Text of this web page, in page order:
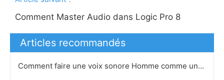
Comment Master Audio dans Logic Pro 8
Articles recommandés
Comment faire une voix sonore Homme comme une voix féminine sur GarageBand